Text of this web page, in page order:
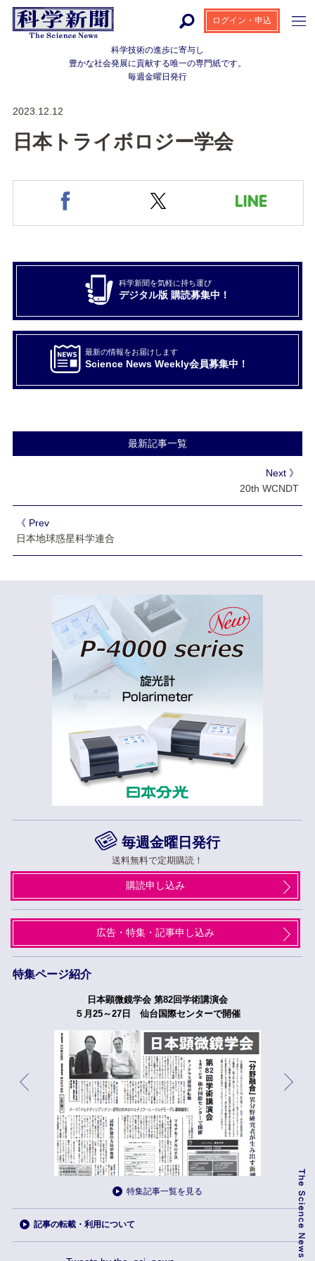
科学技術の進歩に寄与し
豊かな社会発展に貢献する唯一の専門紙です。
毎週金曜日発行
ログイン・申込
2023.12.12
日本トライボロジー学会
科学新聞を気軽に持ち運び
デジタル版 購読募集中！
最新の情報をお届けします
Science News Weekly会員募集中！
最新記事一覧
Next 》
20th WCNDT
《 Prev
日本地球惑星科学連合
毎週金曜日発行
送料無料で定期購読！
購読申し込み
広告・特集・記事申し込み
特集ページ紹介
日本顕微鏡学会 第82回学術講演会
５月25～27日 仙台国際センターで開催
特集記事一覧を見る
記事の転載・利用について